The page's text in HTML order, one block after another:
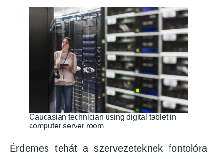
Caucasian technician using digital tablet in
computer server room
Érdemes tehát a szervezeteknek fontolóra